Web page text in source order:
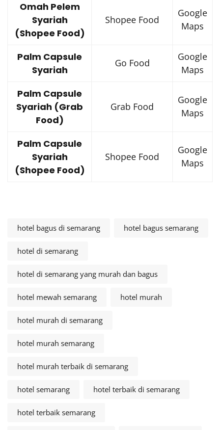
Omah Pelem
Syariah
(Shopee Food)
Shopee Food
Google
Maps
Palm Capsule
Syariah
Go Food
Google
Maps
Palm Capsule
Syariah (Grab
Food)
Grab Food
Google
Maps
Palm Capsule
Syariah
(Shopee Food)
Shopee Food
Google
Maps
hotel bagus di semarang hotel bagus semarang
hotel di semarang
hotel di semarang yang murah dan bagus
hotel mewah semarang hotel murah
hotel murah di semarang
hotel murah semarang
hotel murah terbaik di semarang
hotel semarang hotel terbaik di semarang
hotel terbaik semarang